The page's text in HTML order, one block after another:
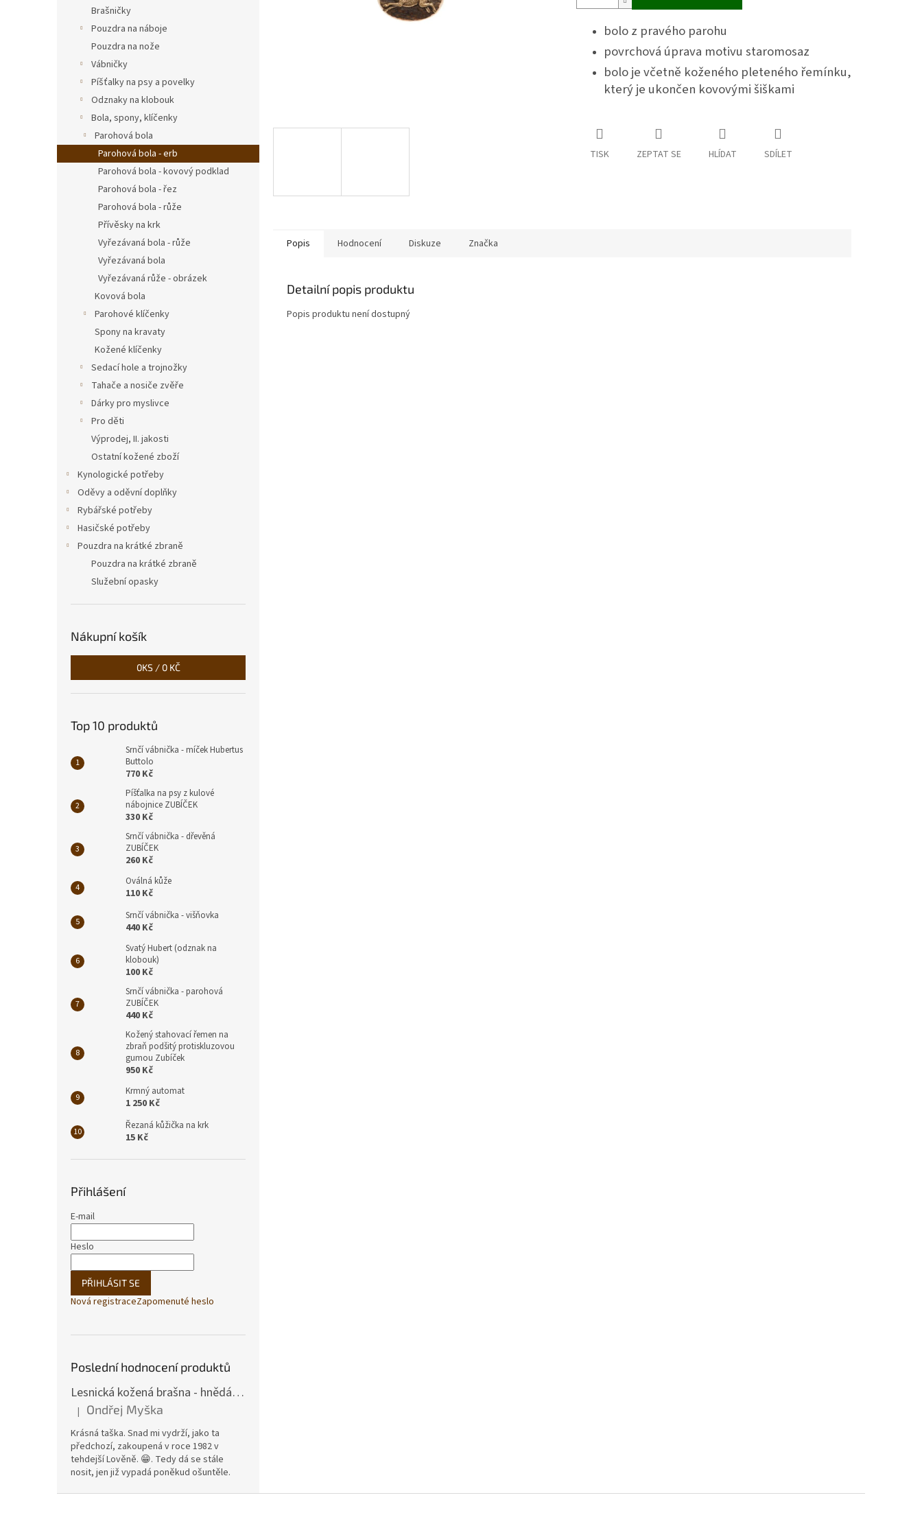
Brašničky
Pouzdra na náboje
Pouzdra na nože
Vábničky
Píšťalky na psy a povelky
Odznaky na klobouk
Bola, spony, klíčenky
Parohová bola
Parohová bola - erb
Parohová bola - kovový podklad
Parohová bola - řez
Parohová bola - růže
Přívěsky na krk
Vyřezávaná bola - růže
Vyřezávaná bola
Vyřezávaná růže - obrázek
Kovová bola
Parohové klíčenky
Spony na kravaty
Kožené klíčenky
Sedací hole a trojnožky
Tahače a nosiče zvěře
Dárky pro myslivce
Pro děti
Výprodej, II. jakosti
Ostatní kožené zboží
Kynologické potřeby
Oděvy a oděvní doplňky
Rybářské potřeby
Hasičské potřeby
Pouzdra na krátké zbraně
Pouzdra na krátké zbraně
Služební opasky
Nákupní košík
0KS / 0 KČ
Top 10 produktů
Srnčí vábnička - míček Hubertus
Buttolo
770 Kč
Píšťalka na psy z kulové
nábojnice ZUBÍČEK
330 Kč
Srnčí vábnička - dřevěná
ZUBÍČEK
260 Kč
Oválná kůže
110 Kč
Srnčí vábnička - višňovka
440 Kč
Svatý Hubert (odznak na
klobouk)
100 Kč
Srnčí vábnička - parohová
ZUBÍČEK
440 Kč
Kožený stahovací řemen na
zbraň podšitý protiskluzovou
gumou Zubíček
950 Kč
Krmný automat
1 250 Kč
Řezaná kůžička na krk
15 Kč
Přihlášení
E-mail
Heslo
PŘIHLÁSIT SE
Nová registraceZapomenuté heslo
Poslední hodnocení produktů
Lesnická kožená brašna - hnědá hovězina
Hodnocení produktu je 5 z 5 hvězdiček.
| Ondřej Myška
Krásná taška. Snad mi vydrží, jako ta
předchozí, zakoupená v roce 1982 v
tehdejší Lověně. 😁. Tedy dá se stále
nosit, jen již vypadá poněkud ošuntěle.
bolo z pravého parohu
povrchová úprava motivu staromosaz
bolo je včetně koženého pleteného řemínku,
který je ukončen kovovými šiškami
TISK ZEPTAT SE HLÍDAT SDÍLET
Popis Hodnocení Diskuze Značka
Detailní popis produktu
Popis produktu není dostupný